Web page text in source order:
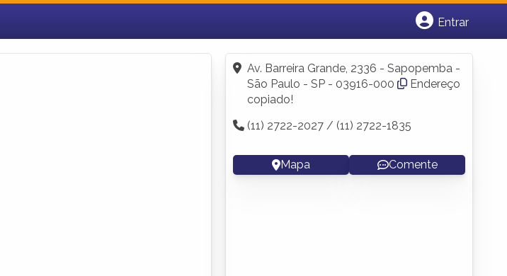
Entrar
Fazer login
Criar conta
Av. Barreira Grande, 2336 - Sapopemba -
São Paulo - SP - 03916-000
Endereço
copiado!
(11) 2722-2027 / (11) 2722-1835
Mapa Comente